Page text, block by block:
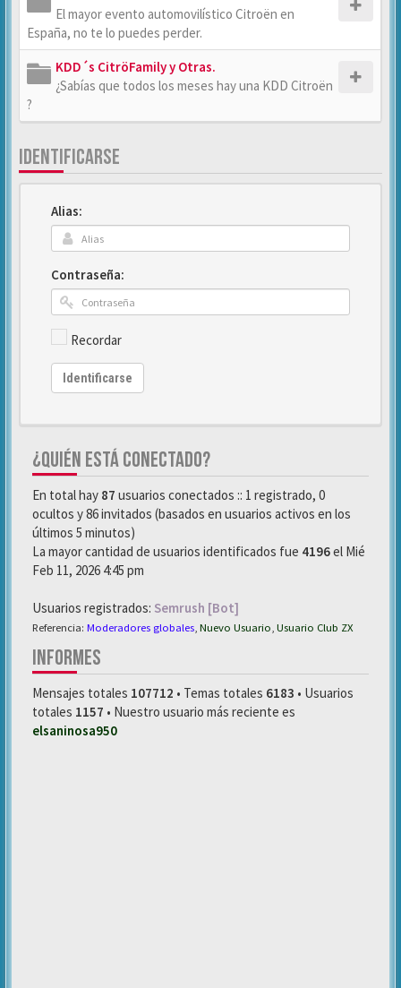
El mayor evento automovilístico Citroën en
España, no te lo puedes perder.
KDD´s CitröFamily y Otras.
¿Sabías que todos los meses hay una KDD Citroën
?
IDENTIFICARSE
Alias:
Contraseña:
Recordar
Identificarse
¿QUIÉN ESTÁ CONECTADO?
En total hay 87 usuarios conectados :: 1 registrado, 0
ocultos y 86 invitados (basados en usuarios activos en los
últimos 5 minutos)
La mayor cantidad de usuarios identificados fue 4196el Mié
Feb 11, 2026 4:45 pm
Usuarios registrados: Semrush [Bot]
Referencia: Moderadores globales Nuevo Usuario Usuario Club ZX
INFORMES
Mensajes totales 107712 • Temas totales 6183 • Usuarios
totales 1157 • Nuestro usuario más reciente es
elsaninosa950